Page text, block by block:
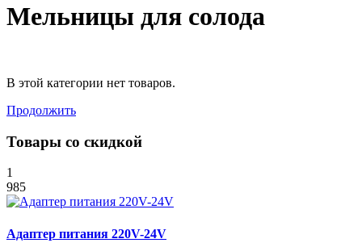
Мельницы для солода
В этой категории нет товаров.
Продолжить
Товары со скидкой
1
985
Адаптер питания 220V-24V